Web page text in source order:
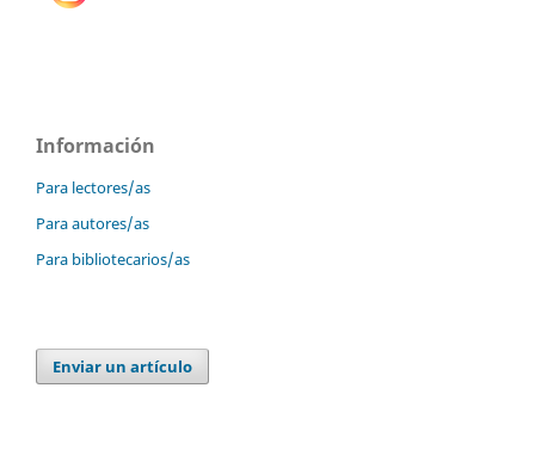
Información
Para lectores/as
Para autores/as
Para bibliotecarios/as
Enviar un artículo